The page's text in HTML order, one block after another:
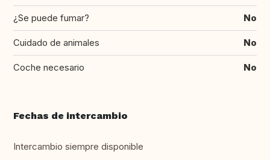
¿Se puede fumar? No
Cuidado de animales No
Coche necesario No
Fechas de intercambio
Intercambio siempre disponible